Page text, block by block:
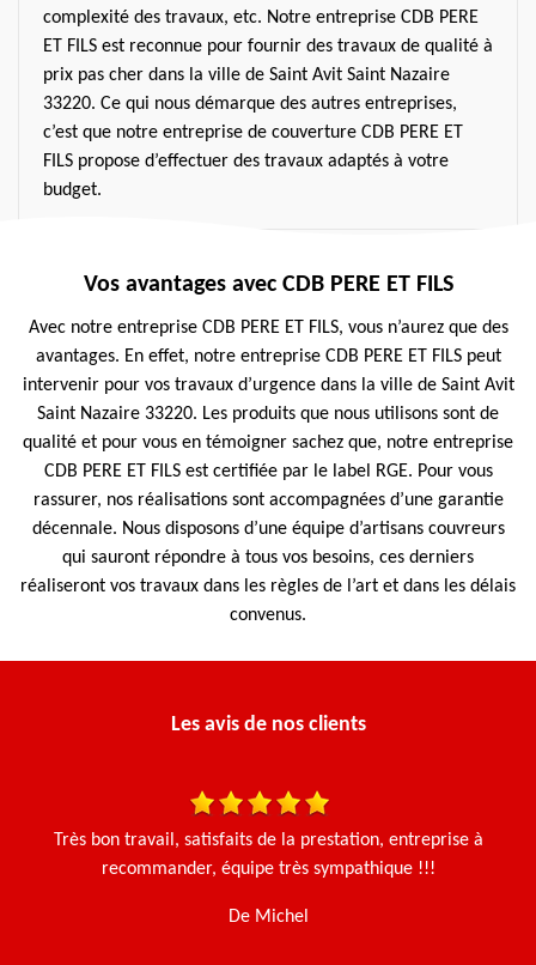
complexité des travaux, etc. Notre entreprise CDB PERE
ET FILS est reconnue pour fournir des travaux de qualité à
prix pas cher dans la ville de Saint Avit Saint Nazaire
33220. Ce qui nous démarque des autres entreprises,
c’est que notre entreprise de couverture CDB PERE ET
FILS propose d’effectuer des travaux adaptés à votre
budget.
Vos avantages avec CDB PERE ET FILS
Avec notre entreprise CDB PERE ET FILS, vous n’aurez que des
avantages. En effet, notre entreprise CDB PERE ET FILS peut
intervenir pour vos travaux d’urgence dans la ville de Saint Avit
Saint Nazaire 33220. Les produits que nous utilisons sont de
qualité et pour vous en témoigner sachez que, notre entreprise
CDB PERE ET FILS est certifiée par le label RGE. Pour vous
rassurer, nos réalisations sont accompagnées d’une garantie
décennale. Nous disposons d’une équipe d’artisans couvreurs
qui sauront répondre à tous vos besoins, ces derniers
réaliseront vos travaux dans les règles de l’art et dans les délais
convenus.
Les avis de nos clients
Très bon travail, satisfaits de la prestation, entreprise à
recommander, équipe très sympathique !!!
De Michel